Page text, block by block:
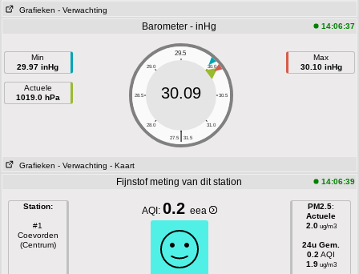
Grafieken - Verwachting
Barometer - inHg 14:06:37
Min
29.97 inHg
Actuele
1019.0 hPa
29.5
29.0 30.0
28.5 30.5
28.0 31.0
|
27.5 31.5
30.09
Max
30.10 inHg
Grafieken - Verwachting - Kaart
Fijnstof meting van dit station 14:06:39
Station:
#1
Coevorden
(Centrum)
AQI: 0.2 eea PM2.5:
Actuele
2.0ug/m3
24u Gem.
0.2 AQI
1.9ug/m3